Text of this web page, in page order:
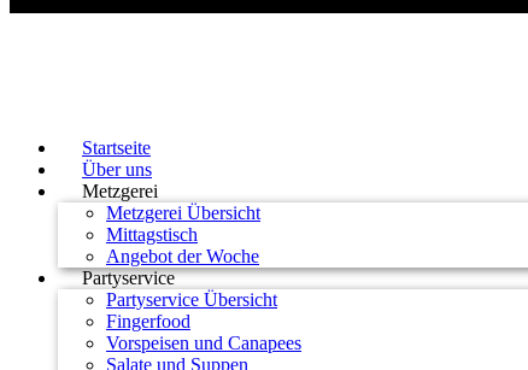
Startseite
Über uns
Metzgerei
Metzgerei Übersicht
Mittagstisch
Angebot der Woche
Partyservice
Partyservice Übersicht
Fingerfood
Vorspeisen und Canapees
Salate und Suppen